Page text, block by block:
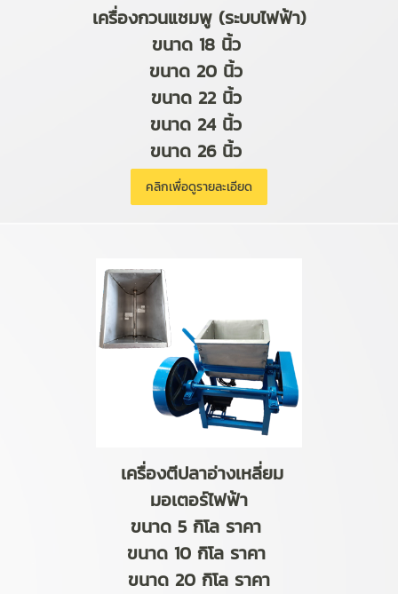
เครื่องกวนแชมพู (ระบบไฟฟ้า)
ขนาด 18 นิ้ว
ขนาด 20 นิ้ว
ขนาด 22 นิ้ว
ขนาด 24 นิ้ว
ขนาด 26 นิ้ว
คลิกเพื่อดูรายละเอียด
เครื่องตีปลาอ่างเหลี่ยม
มอเตอร์ไฟฟ้า
ขนาด 5 กิโล ราคา
ขนาด 10 กิโล ราคา
ขนาด 20 กิโล ราคา